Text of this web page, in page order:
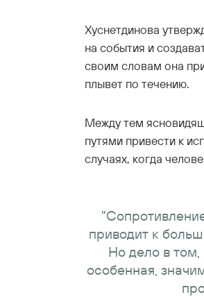
Хуснетдинова
на события и
своим словам она
плывет по течению.
Между тем
путями привести к
случаях, когда
приводит к
Но дело в том,
особенная,